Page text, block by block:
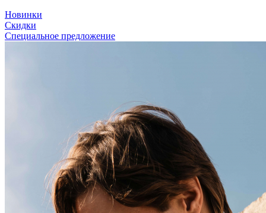
Новинки
Скидки
Специальное предложение